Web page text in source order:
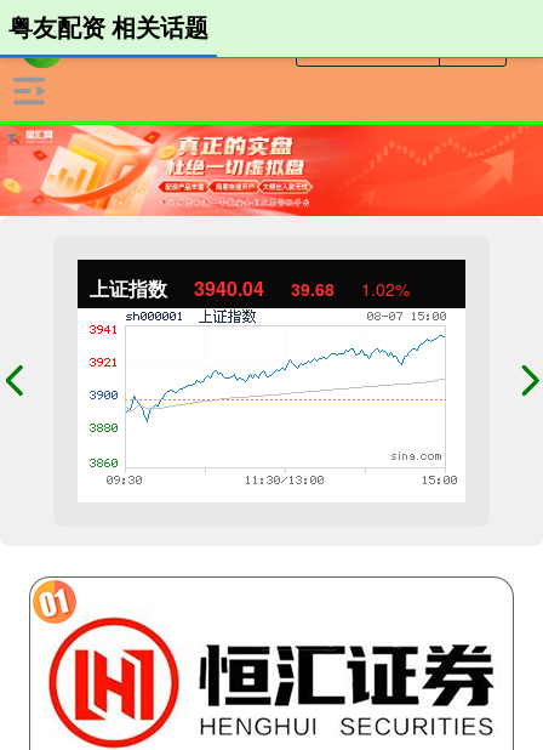
上证指数 3940.04 39.68 1.02%
粤友配资 相关话题